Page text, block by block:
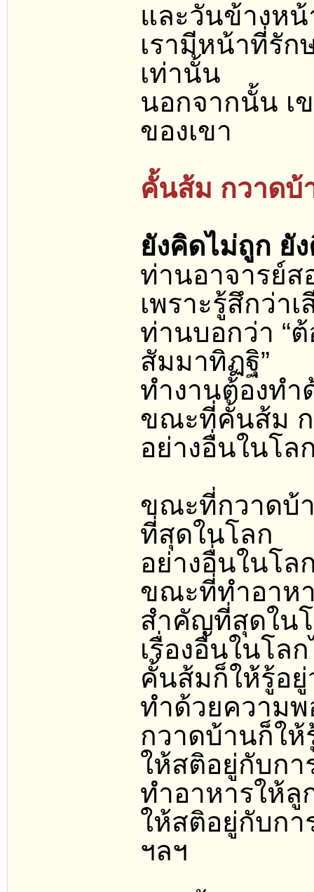
และวันข้างหน้
เรามีหน้าที่รัก
เท่านั้น
นอกจากนั้น เข
ของเขา
คั้นส้ม กวาดบ้
ยังคิดไม่ถูก ยั
ท่านอาจารย์
เพราะรู้สึกว่า
ท่านบอกว่า “
สัมมาทิฏฐิ”
ทำงานต้องท
ขณะที่คั้นส้ม ก
อย่างอื่นในโ
ขณะที่กวาดบ้
ที่สุดในโลก
อย่างอื่นในโ
ขณะที่ทำอาหา
สำคัญที่สุดใน
เรื่องอื่นในโล
คั้นส้มก็ให้รู้อ
ทำด้วยความพ
กวาดบ้านก็ให้
ให้สติอยู่กับก
ทำอาหารให้ลู
ให้สติอยู่กับกา
ฯลฯ